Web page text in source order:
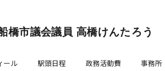
橋市議会議員 高橋けんたろう
ール 駅頭日程 政務活動費 事務所